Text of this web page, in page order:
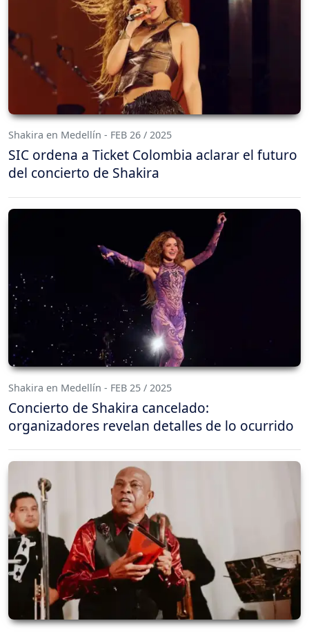
Shakira en Medellín - FEB 26 / 2025
SIC ordena a Ticket Colombia aclarar el futuro
del concierto de Shakira
Shakira en Medellín - FEB 25 / 2025
Concierto de Shakira cancelado:
organizadores revelan detalles de lo ocurrido